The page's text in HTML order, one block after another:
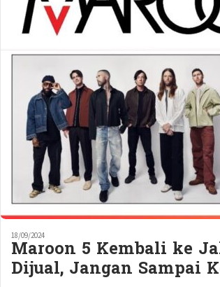
18/09/2024
Maroon 5 Kembali ke
Dijual, Jangan Sampai